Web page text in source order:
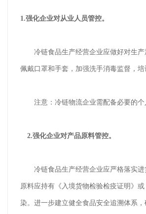
1.强化企业对从业人员管控。
冷链食品生产经营企业应做好对生产
佩戴口罩和手套，加强洗手消毒监督，
注意：冷链物流企业需配备必要的个
2.强化企业对产品原料管控。
冷链食品生产经营企业应严格落实进
原料应持有《入境货物检验检疫证明》
染。进一步建立健全食品安全追溯体系，